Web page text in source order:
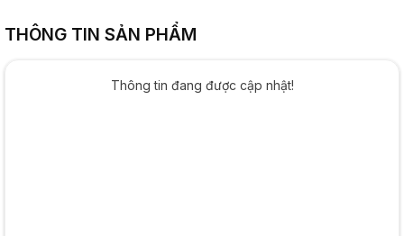
THÔNG TIN SẢN PHẨM
Thông tin đang được cập nhật!